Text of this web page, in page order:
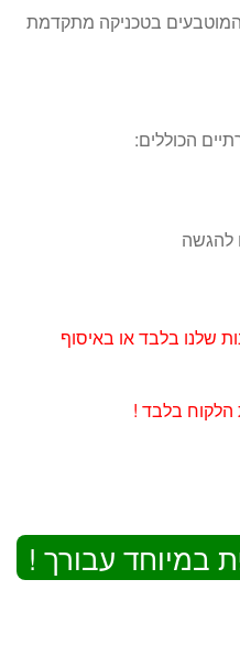
המוטבעים בטכניקה מתקדמת
הכוללים:
להגשה
שלנו בלבד או באיסוף
הלקוח בלבד !
במיוחד עבורך !